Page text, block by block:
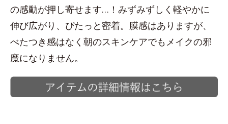
の感動が押し寄せます…！みずみずしく軽やかに
伸び広がり、ぴたっと密着。膜感はありますが、
べたつき感はなく朝のスキンケアでもメイクの邪
魔になりません。